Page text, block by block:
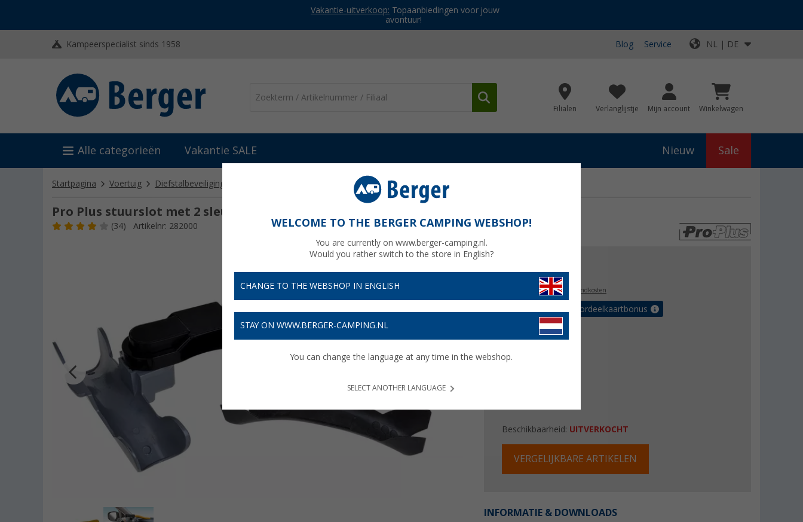
Vakantie-uitverkoop: Topaanbiedingen voor jouw
avontuur!
Kampeerspecialist sinds 1958 Blog Service NL | DE
Filialen Verlanglijstje Mijn account Winkelwagen
Alle categorieën Vakantie SALE Nieuw Sale
Startpagina Voertuig Diefstalbeveiliging & preventie Pro Plus stuurslot met 2 sleutels
Pro Plus stuurslot met 2 sleutels
(34) Artikelnr: 282000
€ 15,99
Prijzen incl. BTW plus verzendkosten
Verzeker tot 5% voordeelkaartbonus
Beschikbaarheid: UITVERKOCHT
VERGELIJKBARE ARTIKELEN
INFORMATIE & DOWNLOADS
WELCOME TO THE BERGER CAMPING WEBSHOP!
You are currently on www.berger-camping.nl.
Would you rather switch to the store in English?
CHANGE TO THE WEBSHOP IN ENGLISH
STAY ON WWW.BERGER-CAMPING.NL
You can change the language at any time in the webshop.
SELECT ANOTHER LANGUAGE